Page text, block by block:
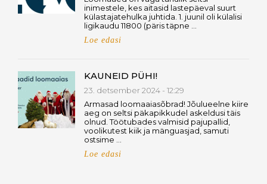
inimestele, kes aitasid lastepäeval suurt
külastajatehulka juhtida. 1. juunil oli külalisi
ligikaudu 11800 (päris täpne …
Loe edasi
KAUNEID PÜHI!
23. detsember 2024 - 12:29
Armasad loomaaiasõbrad! Jõulueelne kiire
aeg on seltsi päkapikkudel askeldusi täis
olnud. Töötubades valmisid pajupallid,
voolikutest kiik ja mänguasjad, samuti
ostsime …
Loe edasi